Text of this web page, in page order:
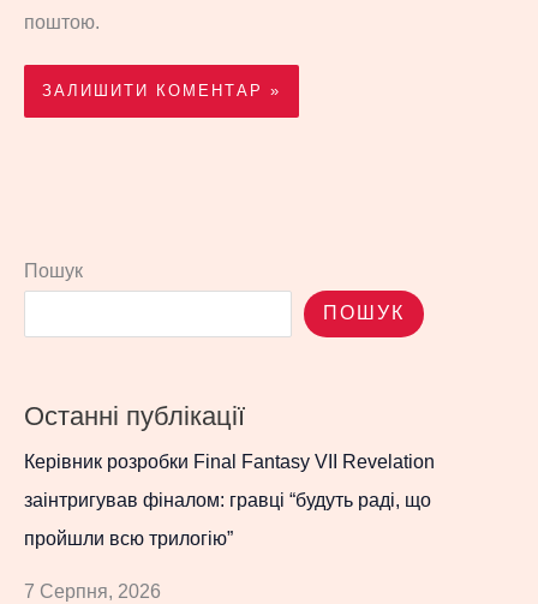
поштою.
Пошук
ПОШУК
Останні публікації
Керівник розробки Final Fantasy VII Revelation
заінтригував фіналом: гравці “будуть раді, що
пройшли всю трилогію”
7 Серпня, 2026